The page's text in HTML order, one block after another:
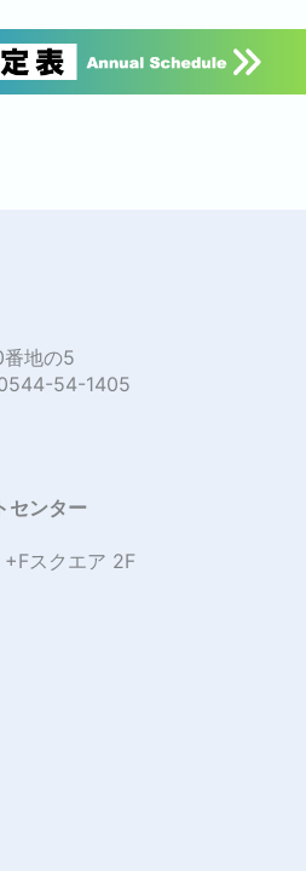
地の5
54-1405
センター
スクエア 2F